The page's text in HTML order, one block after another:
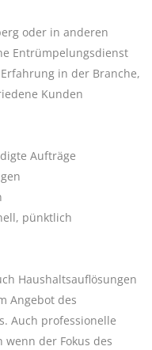
oder in anderen
Entrümpelungsdienst
in der Branche,
Kunden
Aufträge
pünktlich
Haushaltsauflösungen
Angebot des
Auch professionelle
der Fokus des